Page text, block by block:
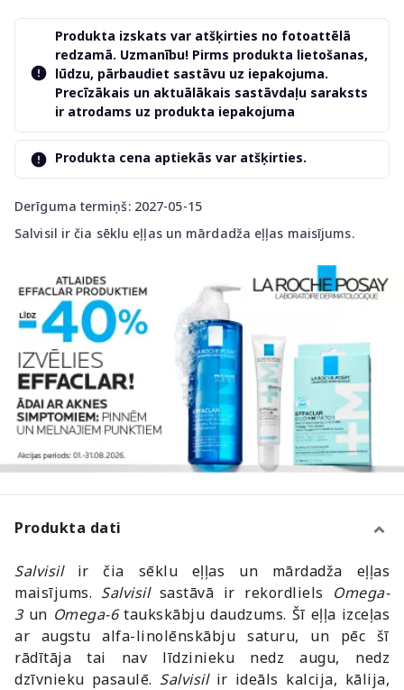
Derīguma termiņš: 2027-05-15
Salvisil ir čia sēklu eļļas un mārdadža eļļas maisījums.
Produkta izskats var atšķirties no fotoattēlā
redzamā. Uzmanību! Pirms produkta lietošanas,
lūdzu, pārbaudiet sastāvu uz iepakojuma.
Precīzākais un aktuālākais sastāvdaļu saraksts
ir atrodams uz produkta iepakojuma
Produkta cena aptiekās var atšķirties.
Produkta dati
Salvisil ir čia sēklu eļļas un mārdadža eļļas
maisījums. Salvisilsastāvā ir rekordliels Omega-
3un Omega-6taukskābju daudzums. Šī eļļa izceļas
ar augstu alfa-linolēnskābju saturu, un pēc šī
rādītāja tai nav līdzinieku nedz augu, nedz
dzīvnieku pasaulē. Salvisilir ideāls kalcija, kālija,